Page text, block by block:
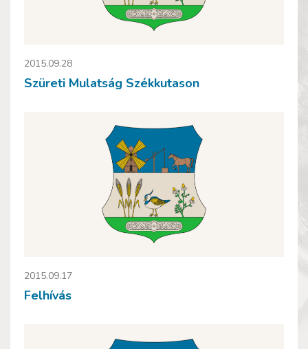
2015.09.28
Szüreti Mulatság Székkutason
2015.09.17
Felhívás